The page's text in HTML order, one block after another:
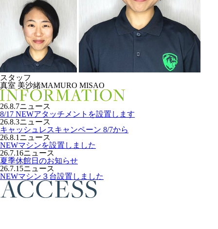
スタッフ
真室 美沙緒MAMURO MISAO
26.8.7ニュース
8/17 NEWアタッチメントを設置します
26.8.3ニュース
キャッシュレスキャンペーン 8/7から
26.8.1 ニュース
NEWマシンを設置しました
26.7.16ニュース
夏季休館日のお知らせ
26.7.15ニュース
NEWマシン３台設置しました